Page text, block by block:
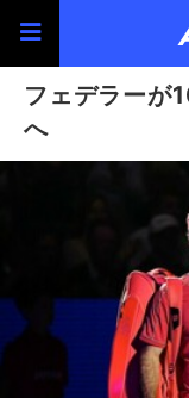
フェデラーが
へ